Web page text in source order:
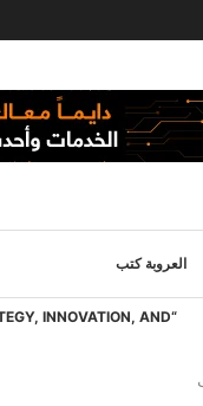
العروبة كتب
“THE NETCAST” — WHERE LEADERSIP, STRATEGY, INNOVATION, AND...